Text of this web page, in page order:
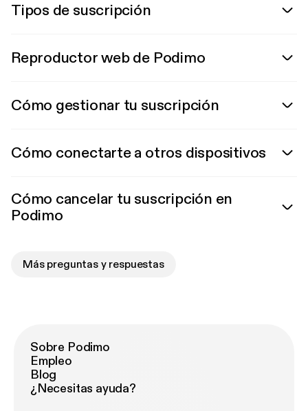
Tipos de suscripción
Reproductor web de Podimo
Cómo gestionar tu suscripción
Cómo conectarte a otros dispositivos
Cómo cancelar tu suscripción en
Podimo
Más preguntas y respuestas
Sobre Podimo
Empleo
Blog
¿Necesitas ayuda?